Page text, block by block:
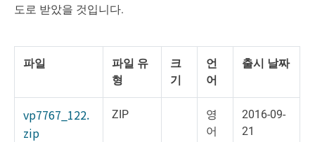
도로 받았을 것입니다.
파일
파일 유
형
크
기
언
어
출시 날짜
vp7767_122.
zip
ZIP
영
어
2016-09-
21